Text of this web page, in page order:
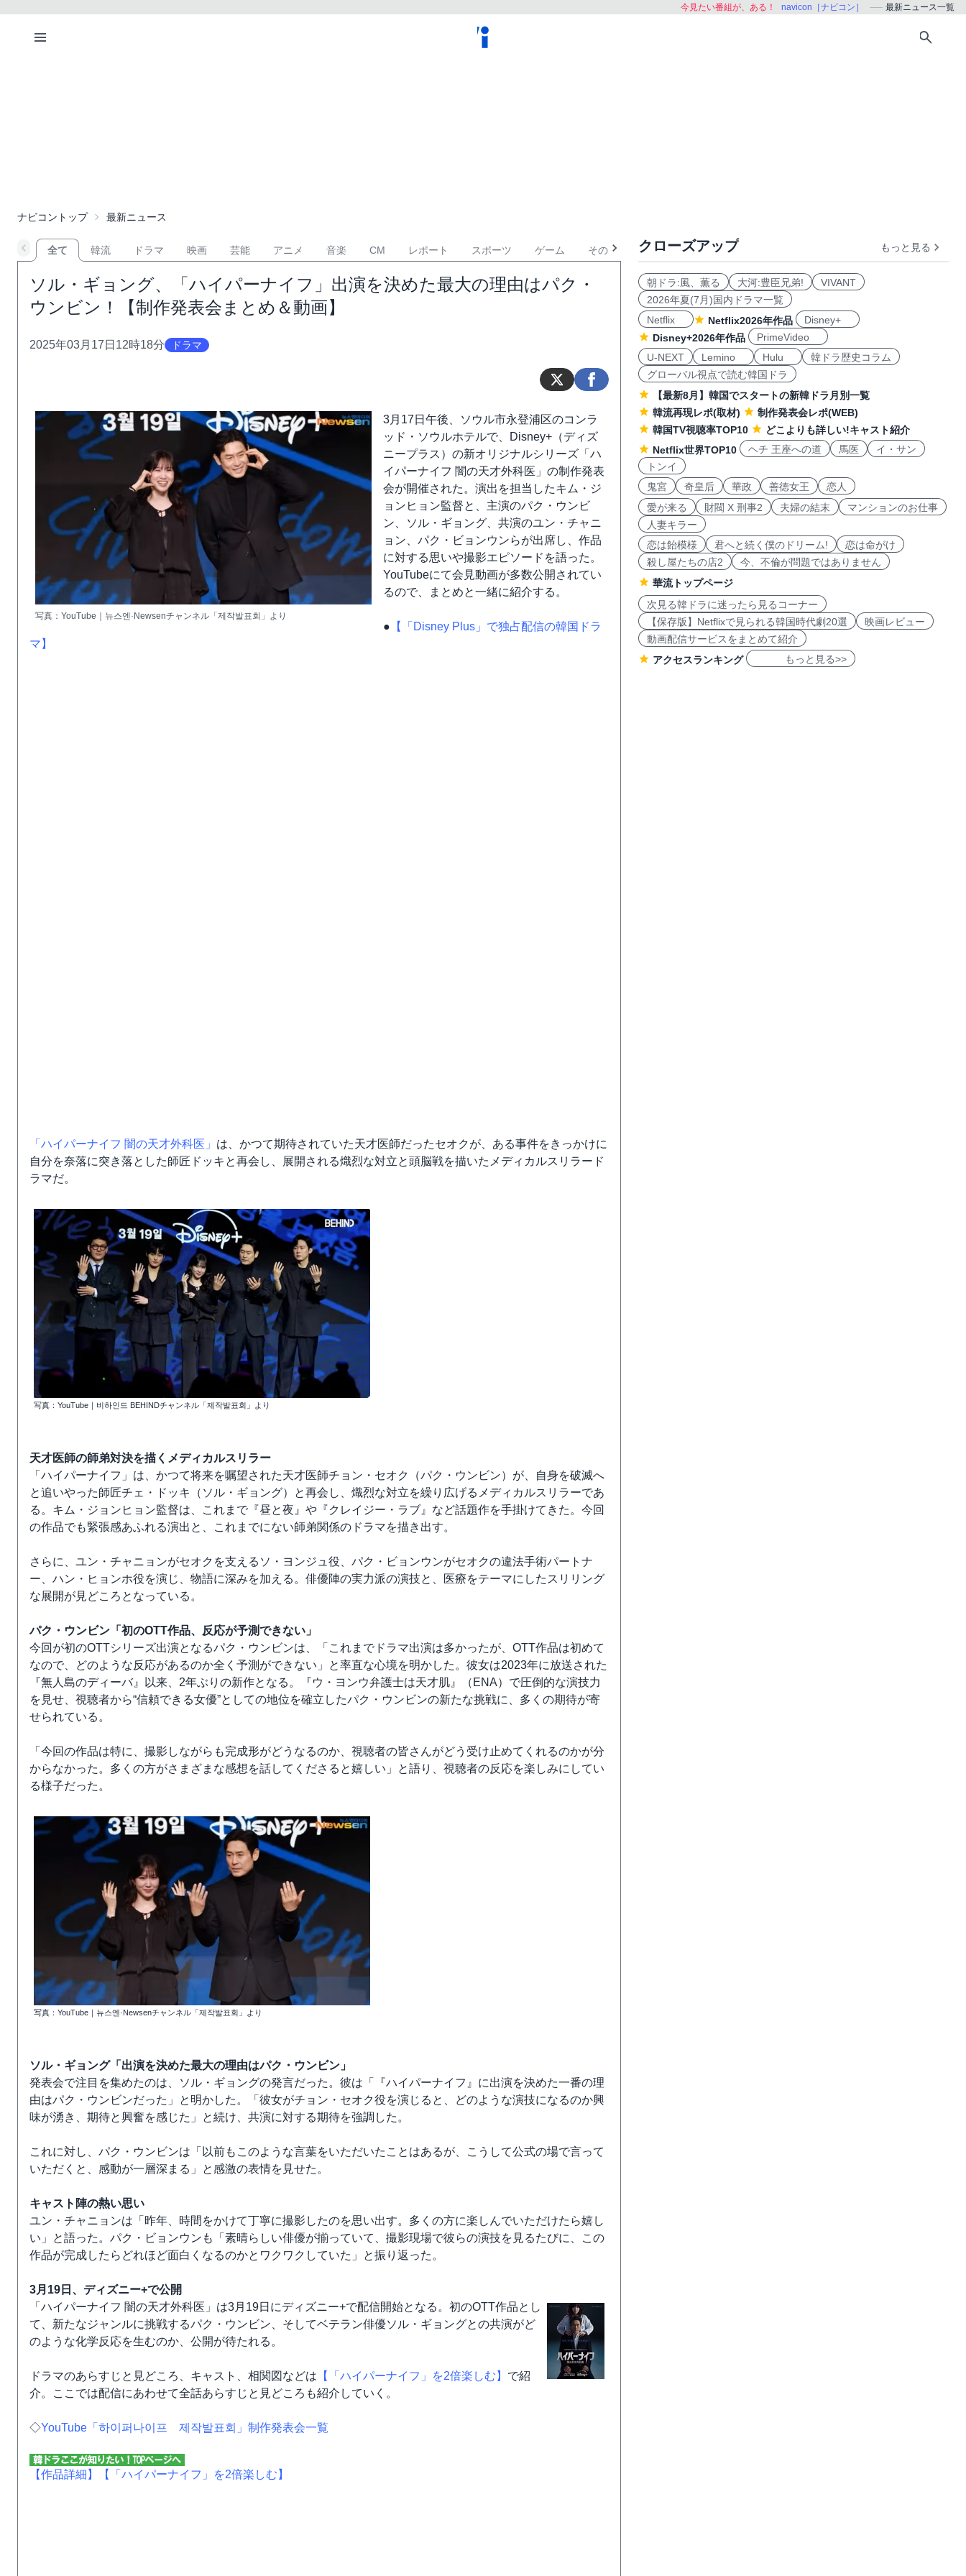
今見たい番組が、ある！ navicon［ナビコン］ 最新ニュース一覧
ナビコントップ 最新ニュース
全て 韓流 ドラマ 映画 芸能 アニメ 音楽 CM レポート スポーツ ゲーム その他
ソル・ギョング、「ハイパーナイフ」出演を決めた最大の理由はパク・
ウンビン！【制作発表会まとめ＆動画】
2025年03月17日12時18分 ドラマ
写真：YouTube｜뉴스엔·Newsenチャンネル「제작발표회」より
3月17日午後、ソウル市永登浦区のコンラ
ッド・ソウルホテルで、Disney+（ディズ
ニープラス）の新オリジナルシリーズ「ハ
イパーナイフ 闇の天才外科医」の制作発表
会が開催された。演出を担当したキム・ジ
ョンヒョン監督と、主演のパク・ウンビ
ン、ソル・ギョング、共演のユン・チャニ
ョン、パク・ビョンウンらが出席し、作品
に対する思いや撮影エピソードを語った。
YouTubeにて会見動画が多数公開されてい
るので、まとめと一緒に紹介する。
● 【「Disney Plus」で独占配信の韓国ドラ
マ】
「ハイパーナイフ 闇の天才外科医」 は、かつて期待されていた天才医師だったセオクが、ある事件をきっかけに
自分を奈落に突き落とした師匠ドッキと再会し、展開される熾烈な対立と頭脳戦を描いたメディカルスリラード
ラマだ。
写真：YouTube｜비하인드 BEHINDチャンネル「제작발표회」より
天才医師の師弟対決を描くメディカルスリラー
「ハイパーナイフ」は、かつて将来を嘱望された天才医師チョン・セオク（パク・ウンビン）が、自身を破滅へ
と追いやった師匠チェ・ドッキ（ソル・ギョング）と再会し、熾烈な対立を繰り広げるメディカルスリラーであ
る。キム・ジョンヒョン監督は、これまで『昼と夜』や『クレイジー・ラブ』など話題作を手掛けてきた。今回
の作品でも緊張感あふれる演出と、これまでにない師弟関係のドラマを描き出す。
さらに、ユン・チャニョンがセオクを支えるソ・ヨンジュ役、パク・ビョンウンがセオクの違法手術パートナ
ー、ハン・ヒョンホ役を演じ、物語に深みを加える。俳優陣の実力派の演技と、医療をテーマにしたスリリング
な展開が見どころとなっている。
パク・ウンビン「初のOTT作品、反応が予測できない」
今回が初のOTTシリーズ出演となるパク・ウンビンは、「これまでドラマ出演は多かったが、OTT作品は初めて
なので、どのような反応があるのか全く予測ができない」と率直な心境を明かした。彼女は2023年に放送された
『無人島のディーバ』以来、2年ぶりの新作となる。『ウ・ヨンウ弁護士は天才肌』（ENA）で圧倒的な演技力
を見せ、視聴者から“信頼できる女優”としての地位を確立したパク・ウンビンの新たな挑戦に、多くの期待が寄
せられている。
「今回の作品は特に、撮影しながらも完成形がどうなるのか、視聴者の皆さんがどう受け止めてくれるのかが分
からなかった。多くの方がさまざまな感想を話してくださると嬉しい」と語り、視聴者の反応を楽しみにしてい
る様子だった。
写真：YouTube｜뉴스엔·Newsenチャンネル「제작발표회」より
ソル・ギョング「出演を決めた最大の理由はパク・ウンビン」
発表会で注目を集めたのは、ソル・ギョングの発言だった。彼は「『ハイパーナイフ』に出演を決めた一番の理
由はパク・ウンビンだった」と明かした。「彼女がチョン・セオク役を演じると、どのような演技になるのか興
味が湧き、期待と興奮を感じた」と続け、共演に対する期待を強調した。
これに対し、パク・ウンビンは「以前もこのような言葉をいただいたことはあるが、こうして公式の場で言って
いただくと、感動が一層深まる」と感激の表情を見せた。
キャスト陣の熱い思い
ユン・チャニョンは「昨年、時間をかけて丁寧に撮影したのを思い出す。多くの方に楽しんでいただけたら嬉し
い」と語った。パク・ビョンウンも「素晴らしい俳優が揃っていて、撮影現場で彼らの演技を見るたびに、この
作品が完成したらどれほど面白くなるのかとワクワクしていた」と振り返った。
3月19日、ディズニー+で公開
「ハイパーナイフ 闇の天才外科医」は3月19日にディズニー+で配信開始となる。初のOTT作品とし
て、新たなジャンルに挑戦するパク・ウンビン、そしてベテラン俳優ソル・ギョングとの共演がど
のような化学反応を生むのか、公開が待たれる。
ドラマのあらすじと見どころ、キャスト、相関図などは 【「ハイパーナイフ」を2倍楽しむ】 で紹
介。ここでは配信にあわせて全話あらすじと見どころも紹介していく。
◇YouTube「하이퍼나이프 제작발표회」制作発表会一覧
【作品詳細】 【「ハイパーナイフ」を2倍楽しむ】
クローズアップ もっと見る
朝ドラ:風、薫る 大河:豊臣兄弟!
VIVANT
2026年夏(7月)国内ドラマ一覧
Netflix
Netflix2026年作品
Disney+
Disney+2026年作品
PrimeVideo
U-NEXT
Lemino Hulu
韓ドラ歴史コラム
グローバル視点で読む韓国ドラ
【最新8月】韓国でスタートの新韓ドラ月別一覧
韓流再現レポ(取材)
制作発表会レポ(WEB)
韓国TV視聴率TOP10
どこよりも詳しい!キャスト紹介
Netflix世界TOP10
ヘチ 王座への道 馬医
イ・サン
トンイ
鬼宮
奇皇后 華政 善徳女王
恋人
愛が来る
財閥 X 刑事2 夫婦の結末
マンションのお仕事
人妻キラー
恋は飴模様
君へと続く僕のドリーム!
恋は命がけ
殺し屋たちの店2
今、不倫が問題ではありません
華流トップページ
次見る韓ドラに迷ったら見るコーナー
【保存版】Netflixで見られる韓国時代劇20選
映画レビュー
動画配信サービスをまとめて紹介
アクセスランキング
もっと見る>>